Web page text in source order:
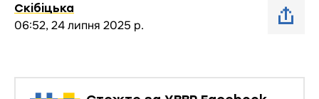
Скібіцька
06:52, 24 липня 2025 р.